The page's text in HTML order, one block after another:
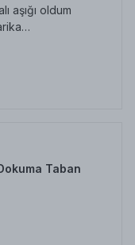
aşığı oldum
Taban